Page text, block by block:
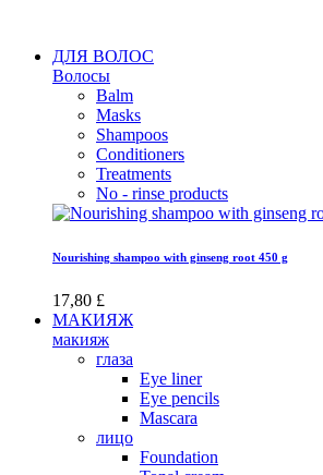
ДЛЯ ВОЛОС
Волосы
Balm
Masks
Shampoos
Conditioners
Treatments
No - rinse products
Nourishing shampoo with ginseng root 450 g
17,80 £
МАКИЯЖ
макияж
глаза
Eye liner
Eye pencils
Mascara
лицо
Foundation